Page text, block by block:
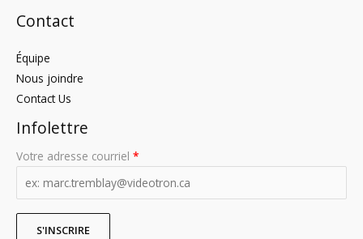
Contact
Équipe
Nous joindre
Contact Us
Infolettre
Votre adresse courriel *